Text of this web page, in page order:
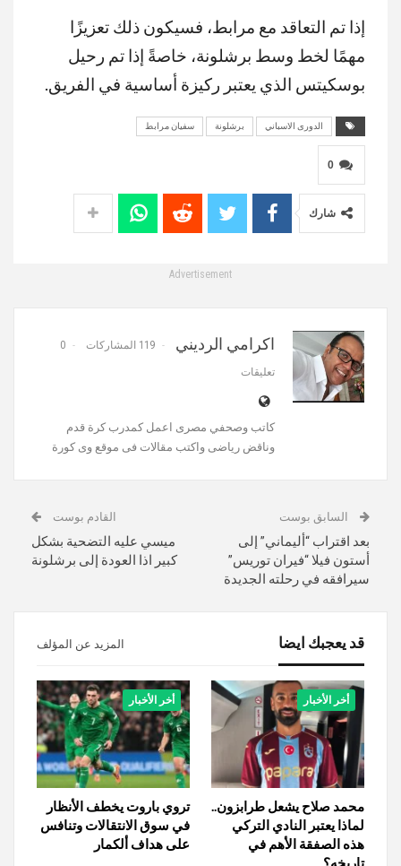
إذا تم التعاقد مع مرابط، فسيكون ذلك تعزيزًا
مهمًا لخط وسط برشلونة، خاصةً إذا تم رحيل
بوسكيتس الذي يعتبر ركيزة أساسية في الفريق.
الدورى الاسباني برشلونة سفيان مرابط
0
شارك
Advertisement
اكرامي الرديني 119 المشاركات 0
تعليقات
كاتب وصحفي مصرى اعمل كمدرب كرة قدم
وناقض رياضى واكتب مقالات فى موقع وى كورة
السابق بوست
بعد اقتراب “أليماني” إلى
أستون فيلا “فيران توريس”
سيرافقه في رحلته الجديدة
القادم بوست
ميسي عليه التضحية بشكل
كبير اذا العودة إلى برشلونة
قد يعجبك ايضا المزيد عن المؤلف
أخر الأخبار
محمد صلاح يشعل طرابزون..
لماذا يعتبر النادي التركي
هذه الصفقة الأهم في
تاريخه؟
أخر الأخبار
تروي باروت يخطف الأنظار
في سوق الانتقالات وتنافس
على هداف ألكمار